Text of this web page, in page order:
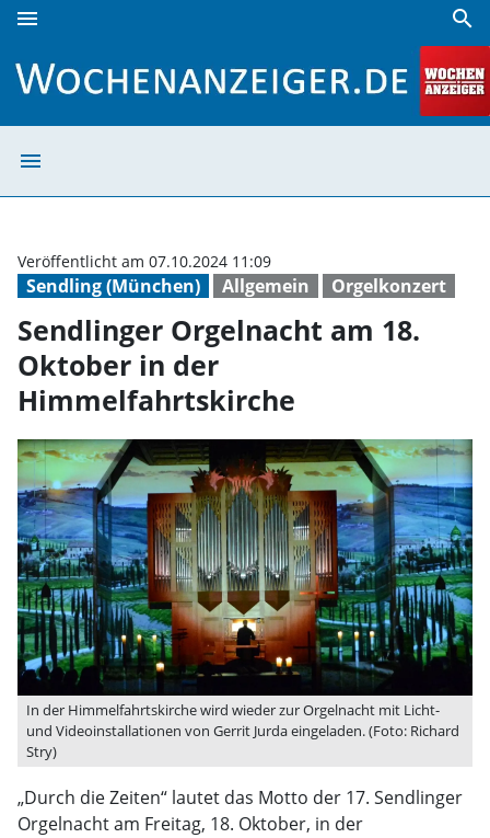
menu search
menu
Sendling (München) Allgemein Orgelkonzert
Veröffentlicht am 07.10.2024 11:09
Sendlinger Orgelnacht am 18.
Oktober in der
Himmelfahrtskirche
In der Himmelfahrtskirche wird wieder zur Orgelnacht mit Licht-
und Videoinstallationen von Gerrit Jurda eingeladen. (Foto: Richard
Stry)
„Durch die Zeiten“ lautet das Motto der 17. Sendlinger
Orgelnacht am Freitag, 18. Oktober, in der